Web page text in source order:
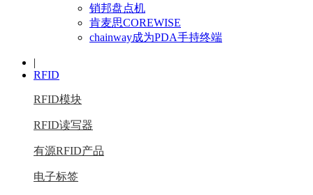
销邦盘点机
肯麦思COREWISE
chainway成为PDA手持终端
|
RFID
RFID模块
RFID读写器
有源RFID产品
电子标签